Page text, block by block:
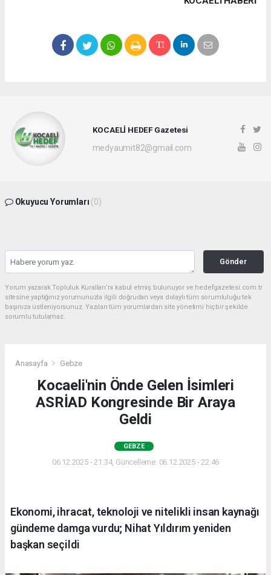
KOCAELİ HEDEF Gazetesi
medyaumit82@gmail.com
Okuyucu Yorumları (0)
Gönder
Yorum yazarak Topluluk Kuralları’nı kabul etmiş bulunuyor ve hedefgazetesi.com.tr
sitesine yaptığınız yorumunuzla ilgili doğrudan veya dolaylı tüm sorumluluğu tek
başınıza üstleniyorsunuz. Yazılan tüm yorumlardan site yönetimi hiçbir şekilde
sorumlu tutulamaz.
Anasayfa Gebze
Kocaeli'nin Önde Gelen İsimleri
ASRİAD Kongresinde Bir Araya
Geldi
GEBZE
06.12.2025 - 21:34, Güncelleme: 06.12.2025 - 22:46
Ekonomi, ihracat, teknoloji ve nitelikli insan kaynağı
gündeme damga vurdu; Nihat Yıldırım yeniden
başkan seçildi